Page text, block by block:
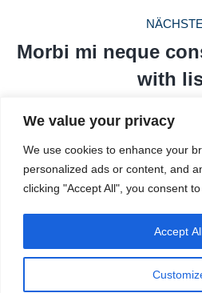
We value your privacy
We use cookies to enhance your
personalized ads or content, and
clicking "Accept All", you consent
Accept
Morbi mi neque
with
Related Posts
with lists
7. November